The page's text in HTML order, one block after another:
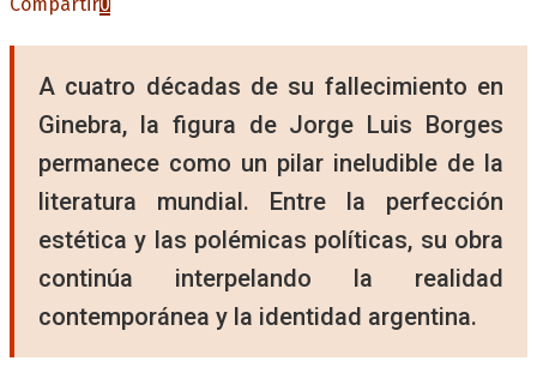
A cuatro décadas de su fallecimiento en
Ginebra, la figura de Jorge Luis Borges
permanece como un pilar ineludible de la
literatura mundial. Entre la perfección
estética y las polémicas políticas, su obra
continúa interpelando la realidad
contemporánea y la identidad argentina.